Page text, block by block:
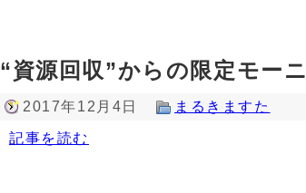
“資源回収”からの限定モー
2017年12月4日 まるきますた
記事を読む